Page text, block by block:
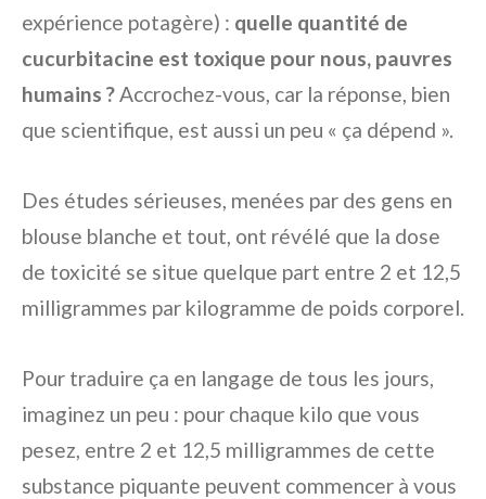
expérience potagère) : quelle quantité de
cucurbitacine est toxique pour nous, pauvres
humains ?Accrochez-vous, car la réponse, bien
que scientifique, est aussi un peu « ça dépend ».
Des études sérieuses, menées par des gens en
blouse blanche et tout, ont révélé que la dose
de toxicité se situe quelque part entre 2 et 12,5
milligrammes par kilogramme de poids corporel.
Pour traduire ça en langage de tous les jours,
imaginez un peu : pour chaque kilo que vous
pesez, entre 2 et 12,5 milligrammes de cette
substance piquante peuvent commencer à vous